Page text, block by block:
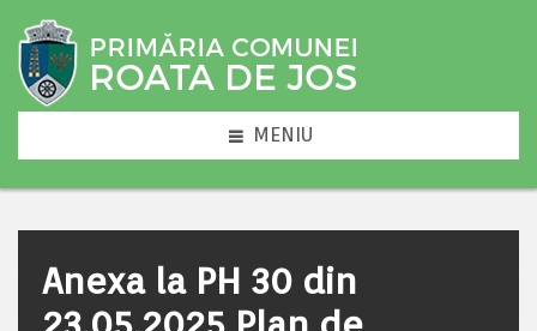
MENIU
Anexa la PH 30 din